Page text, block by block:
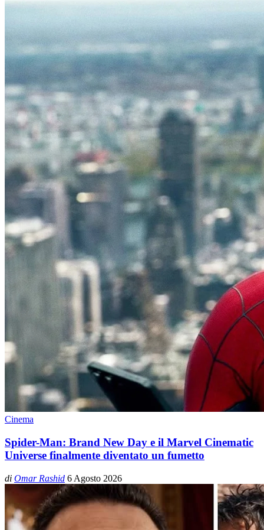
Cinema
Spider-Man: Brand New Day e il Marvel Cinematic
Universe finalmente diventato un fumetto
di Omar Rashid 6 Agosto 2026